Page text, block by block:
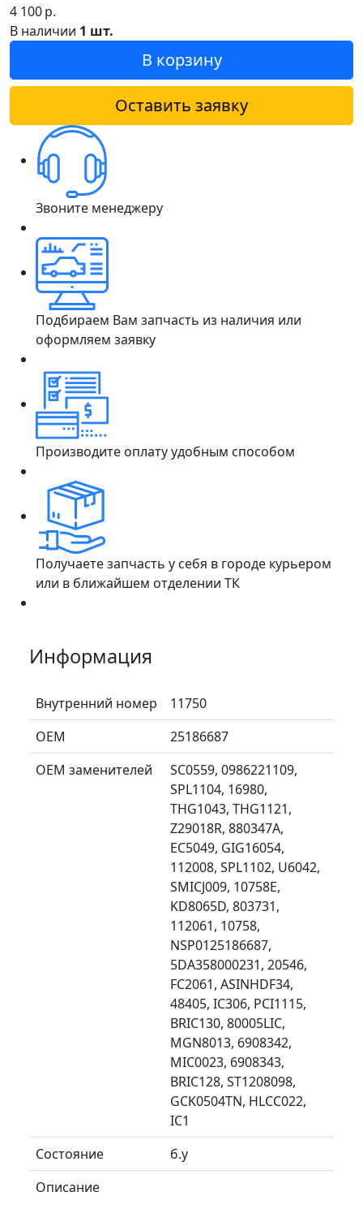
4 100р.
В наличии 1 шт.
В корзину
Оставить заявку
Звоните менеджеру
Подбираем Вам запчасть из наличия или
оформляем заявку
Производите оплату удобным способом
Получаете запчасть у себя в городе курьером
или в ближайшем отделении ТК
Информация
Внутренний номер
11750
ОЕМ
25186687
ОЕМ заменителей
SC0559, 0986221109,
SPL1104, 16980,
THG1043, THG1121,
Z29018R, 880347A,
EC5049, GIG16054,
112008, SPL1102, U6042,
SMICJ009, 10758E,
KD8065D, 803731,
112061, 10758,
NSP0125186687,
5DA358000231, 20546,
FC2061, ASINHDF34,
48405, IC306, PCI1115,
BRIC130, 80005LIC,
MGN8013, 6908342,
MIC0023, 6908343,
BRIC128, ST1208098,
GCK0504TN, HLCC022,
IC1
Состояние
б.у
Описание